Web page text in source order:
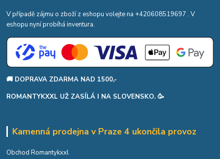
V případě zájmu o zboží z eshopu volejte na +420608519697 . V
eshopu nyní probíhá inventura.
🚚 DOPRAVA ZDARMA NAD 1500,-
ROMANTYKXXL UŽ ZASÍLÁ I NA SLOVENSKO. 🥳
Kamenná prodejna v Praze 4 ukončila provoz
Obchod Romantykxxl